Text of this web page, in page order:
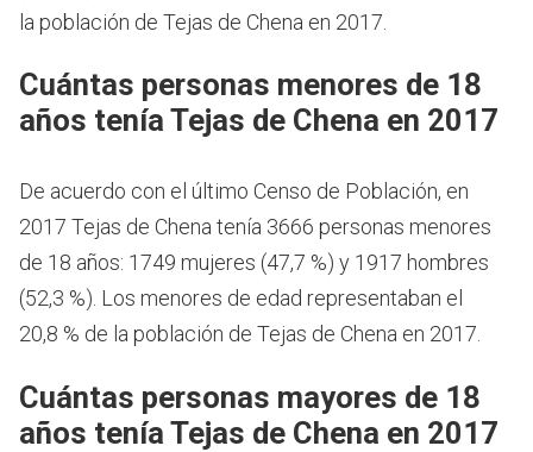
la población de Tejas de Chena en 2017.
Cuántas personas menores de 18
años tenía Tejas de Chena en 2017
De acuerdo con el último Censo de Población, en
2017 Tejas de Chena tenía 3666 personas menores
de 18 años: 1749 mujeres (47,7 %) y 1917 hombres
(52,3 %). Los menores de edad representaban el
20,8 % de la población de Tejas de Chena en 2017.
Cuántas personas mayores de 18
años tenía Tejas de Chena en 2017